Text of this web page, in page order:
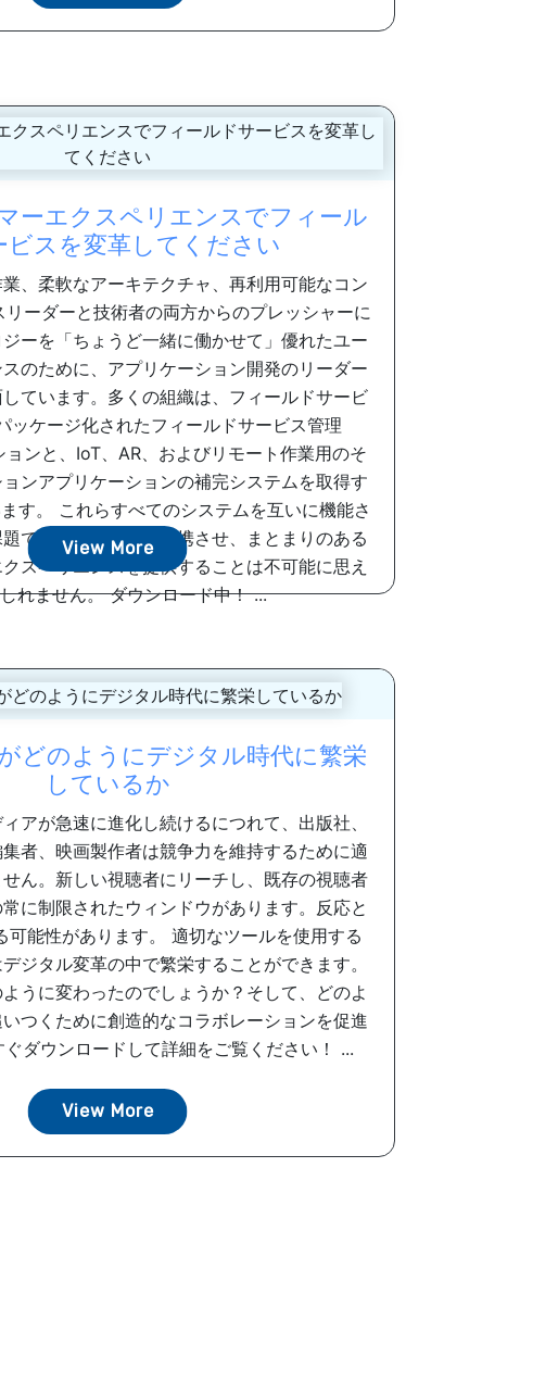
ーエクスペリエンスでフィール
ビスを変革してください
、柔軟なアーキテクチャ、再利用可能なコン
ーダーと技術者の両方からのプレッシャーに
ーを「ちょうど一緒に働かせて」優れたユー
のために、アプリケーション開発のリーダー
ています。多くの組織は、フィールドサービ
ッケージ化されたフィールドサービス管理
ョンと、IoT、AR、およびリモート作業用のそ
ンアプリケーションの補完システムを取得す
す。 これらすべてのシステムを互いに機能さ
ですが、それらを連携させ、まとまりのある
スペリエンスを提供することは不可能に思え
れません。 ダウンロード中！ ...
View More
どのようにデジタル時代に繁栄
しているか
アが急速に進化し続けるにつれて、出版社、
者、映画製作者は競争力を維持するために適
ん。新しい視聴者にリーチし、既存の視聴者
に制限されたウィンドウがあります。反応と
可能性があります。 適切なツールを使用する
ジタル変革の中で繁栄することができます。
うに変わったのでしょうか？そして、どのよ
つくために創造的なコラボレーションを促進
ダウンロードして詳細をご覧ください！ ...
View More